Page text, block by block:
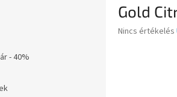
- 40%
Gold
A
Nincs értékelés